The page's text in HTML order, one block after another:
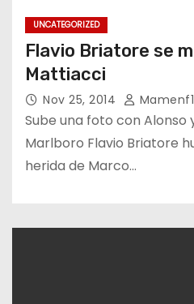
UNCATEGORIZED
Flavio Briatore se
Mattiacci
Nov 25, 2014 Mamenf1
Sube una foto con Alonso
Marlboro Flavio Briatore
herida de Marco…